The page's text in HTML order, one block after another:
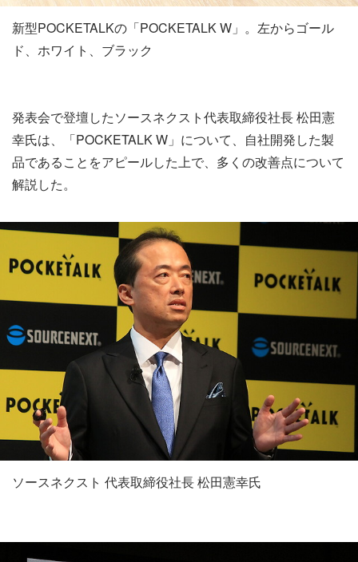
新型POCKETALKの「POCKETALK W」。左からゴール
ド、ホワイト、ブラック
発表会で登壇したソースネクスト代表取締役社長 松田憲
幸氏は、「POCKETALK W」について、自社開発した製
品であることをアピールした上で、多くの改善点について
解説した。
ソースネクスト 代表取締役社長 松田憲幸氏